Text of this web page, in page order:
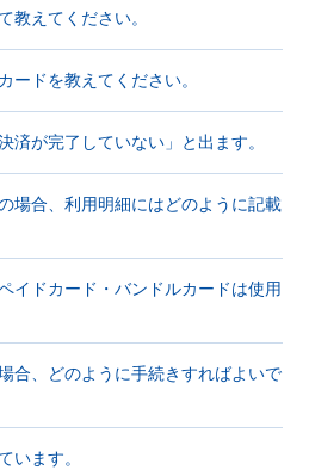
教えてください。
ードを教えてください。
済が完了していない」と出ます。
場合、利用明細にはどのように記載
イドカード・バンドルカードは使用
合、どのように手続きすればよいで
います。